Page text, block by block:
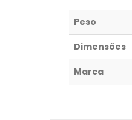
Peso
Dimensões
Marca